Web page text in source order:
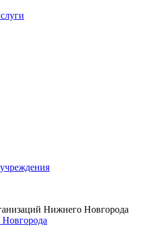
Нижнего Новгорода